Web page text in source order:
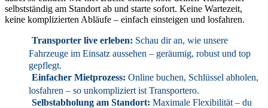
selbstständig am Standort ab und starte sofort. Keine Wartezeit,
keine komplizierten Abläufe – einfach einsteigen und losfahren.
Transporter live erleben: Schau dir an, wie unsere
Fahrzeuge im Einsatz aussehen – geräumig, robust und top
gepflegt.
Einfacher Mietprozess: Online buchen, Schlüssel abholen,
losfahren – so unkompliziert ist Transportero.
Selbstabholung am Standort: Maximale Flexibilität – du